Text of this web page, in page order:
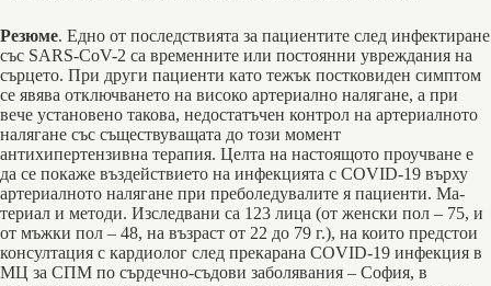
Резюме. Едно от последствията за пациентите след инфектиране
със SARS-CоV-2 са временните или постоянни увреждания на
сърцето. При други пациенти като тежък постковиден симптом
се явява отключването на високо артериално налягане, а при
вече установено такова, недостатъчен контрол на артериалното
налягане със съществуващата до този момент
антихипертензивна терапия. Целта на настоящото проучване е
да се покаже въздействието на инфекцията с COVID-19 върху
артериалното налягане при преболедувалите я пациенти. Ма-
териал и методи. Изследвани са 123 лица (от женски пол ‒ 75, и
от мъжки пол ‒ 48, на възраст от 22 до 79 г.), на които предстои
консултация с кардиолог след прекарана COVID-19 инфекция в
МЦ за СПМ по сърдечно-съдови заболявания ‒ София, в